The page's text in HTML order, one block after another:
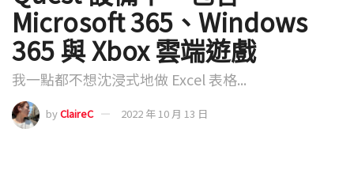
Microsoft 365、Windows
365 與 Xbox 雲端遊戲
我一點都不想沈浸式地做 Excel 表格...
byClaireC 2022 年 10 月 13 日